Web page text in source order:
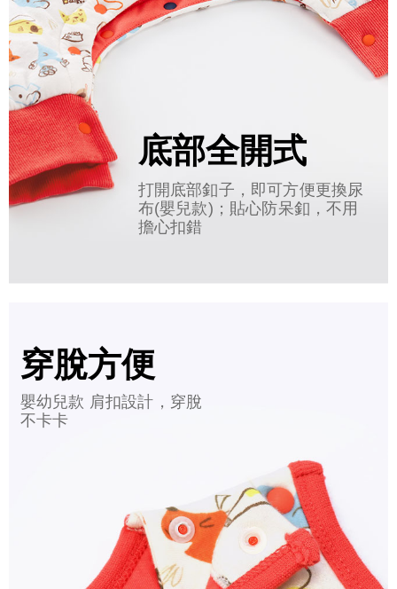
底部全開式
打開底部釦子，即可方便更換尿
布(嬰兒款)；貼心防呆釦，不用
擔心扣錯
穿脫方便
嬰幼兒款 肩扣設計，穿脫
不卡卡